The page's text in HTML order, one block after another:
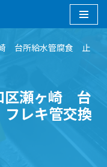
崎 台所給水管腐食 止
区瀬ヶ崎 台
レキ管交換